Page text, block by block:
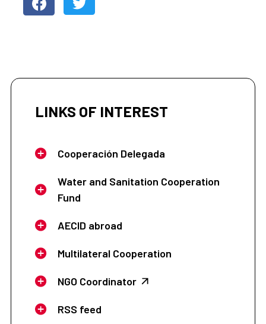
LINKS OF INTEREST
Cooperación Delegada
Water and Sanitation Cooperation
Fund
AECID abroad
Multilateral Cooperation
NGO Coordinator
RSS feed